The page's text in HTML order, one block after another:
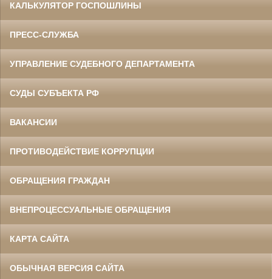
КАЛЬКУЛЯТОР ГОСПОШЛИНЫ
ПРЕСС-СЛУЖБА
УПРАВЛЕНИЕ СУДЕБНОГО ДЕПАРТАМЕНТА
СУДЫ СУБЪЕКТА РФ
ВАКАНСИИ
ПРОТИВОДЕЙСТВИЕ КОРРУПЦИИ
ОБРАЩЕНИЯ ГРАЖДАН
ВНЕПРОЦЕССУАЛЬНЫЕ ОБРАЩЕНИЯ
КАРТА САЙТА
ОБЫЧНАЯ ВЕРСИЯ САЙТА